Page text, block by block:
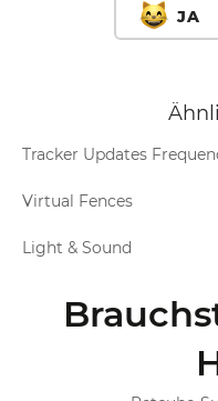
JA
Tracker Updates
Virtual Fences
Light & Sound